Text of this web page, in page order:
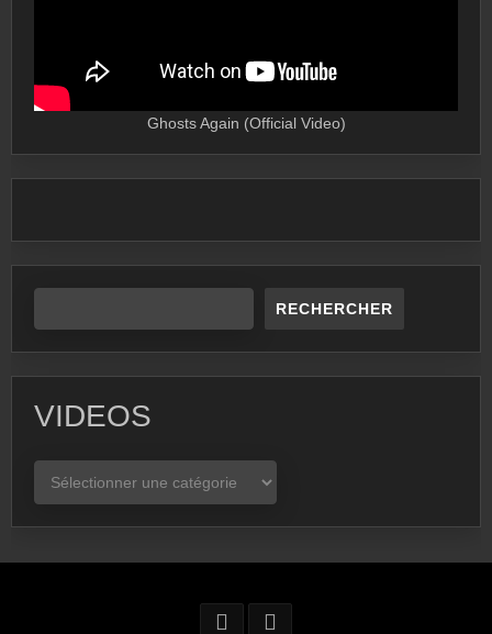
Ghosts Again (Official Video)
RECHERCHER
VIDEOS
VIDEOS